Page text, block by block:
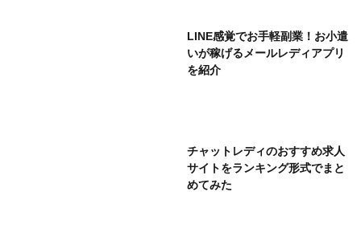
LINE感覚でお手軽副業！お小遣
いが稼げるメールレディアプリ
を紹介
チャットレディのおすすめ求人
サイトをランキング形式でまと
めてみた